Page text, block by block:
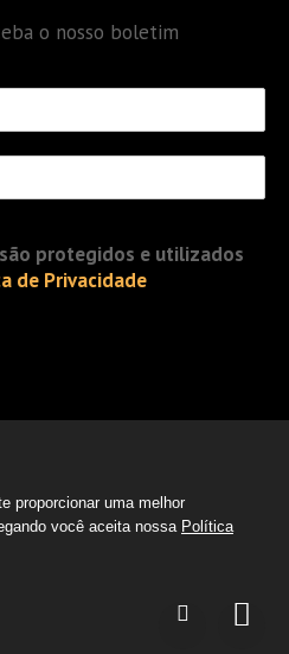
o nosso boletim
protegidos e utilizados
de Privacidade
Gomes
Reservados
de Sites
proporcionar uma melhor
você aceita nossa Política